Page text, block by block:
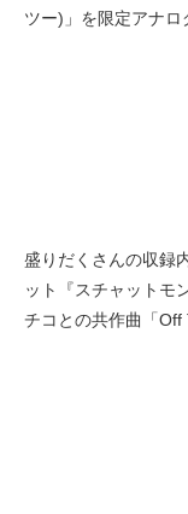
ツー)」を限定アナ
盛りだくさんの収録
ット『スチャットモ
チコとの共作曲「Off